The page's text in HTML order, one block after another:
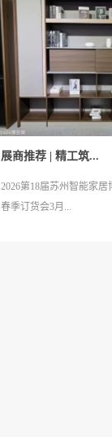
展商推荐 | 精工筑...
2026第18届苏州智能家
春季订货会3月...